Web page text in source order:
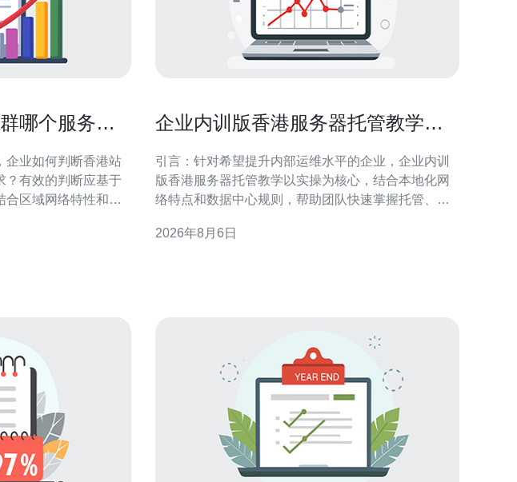
哪个服务器
企业如何判断香港站
？有效的判断应基于
合区域网络特性和合
企业内训版香港服务器托管教学提
引言：针对希望提升内部运维水平的企业，企业内训
版香港服务器托管教学以实操为核心，结合本地化网
络特点和数据中心规则，帮助团队快速掌握托管、管
管教学 选择内训版香港服务器托管教学，可以在受控
2026年8月6日